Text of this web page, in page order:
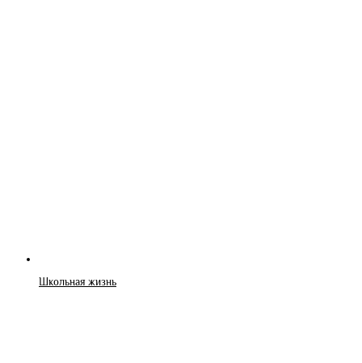
Школьная жизнь